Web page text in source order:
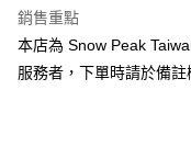
臺灣中小企業銀行
匯豐（台灣）商業銀行
聯邦商業銀行
Apple Pay
ATM付款
銷售重點
本店為 Snow Peak
服務者，下單時請於備註